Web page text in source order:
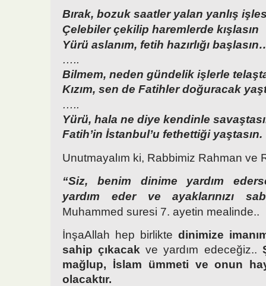
Bırak, bozuk saatler yalan yanlış
Çelebiler çekilip haremlerde kışlasın
Yürü aslanım, fetih hazırlığı
…..
Bilmem, neden gündelik işlerle
Kızım, sen de Fatihler doğuracak
…..
Yürü, hala ne diye kendinle
Fatih’in İstanbul’u fethettiği yaştasın.
Unutmayalım ki, Rabbimiz Rahman ve
“Siz, benim dinime yardım
yardım eder ve ayaklarınızı
Muhammed suresi 7. ayetin mealinde..
İnşaAllah hep birlikte dinimize
sahip çıkacak ve yardım edeceğiz..
mağlup, İslam ümmeti ve onun
olacaktır.